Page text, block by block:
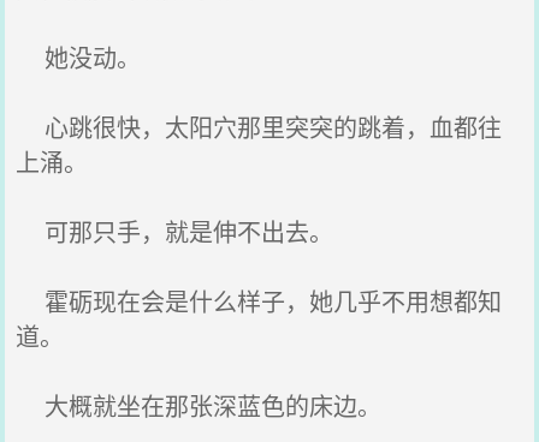
她没动。
心跳很快，太阳穴那里突突的跳着，血都往
上涌。
可那只手，就是伸不出去。
霍砺现在会是什么样子，她几乎不用想都知
道。
大概就坐在那张深蓝色的床边。